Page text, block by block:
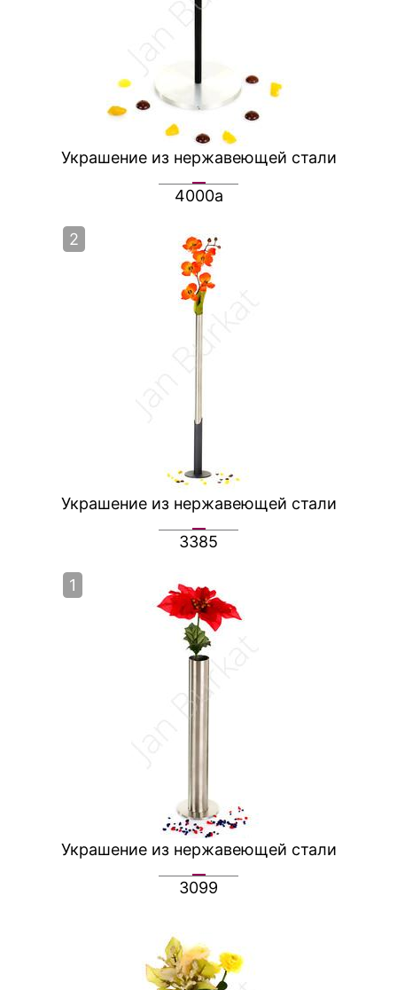
Украшение из нержавеющей стали
4000a
2
Украшение из нержавеющей стали
3385
1
Украшение из нержавеющей стали
3099